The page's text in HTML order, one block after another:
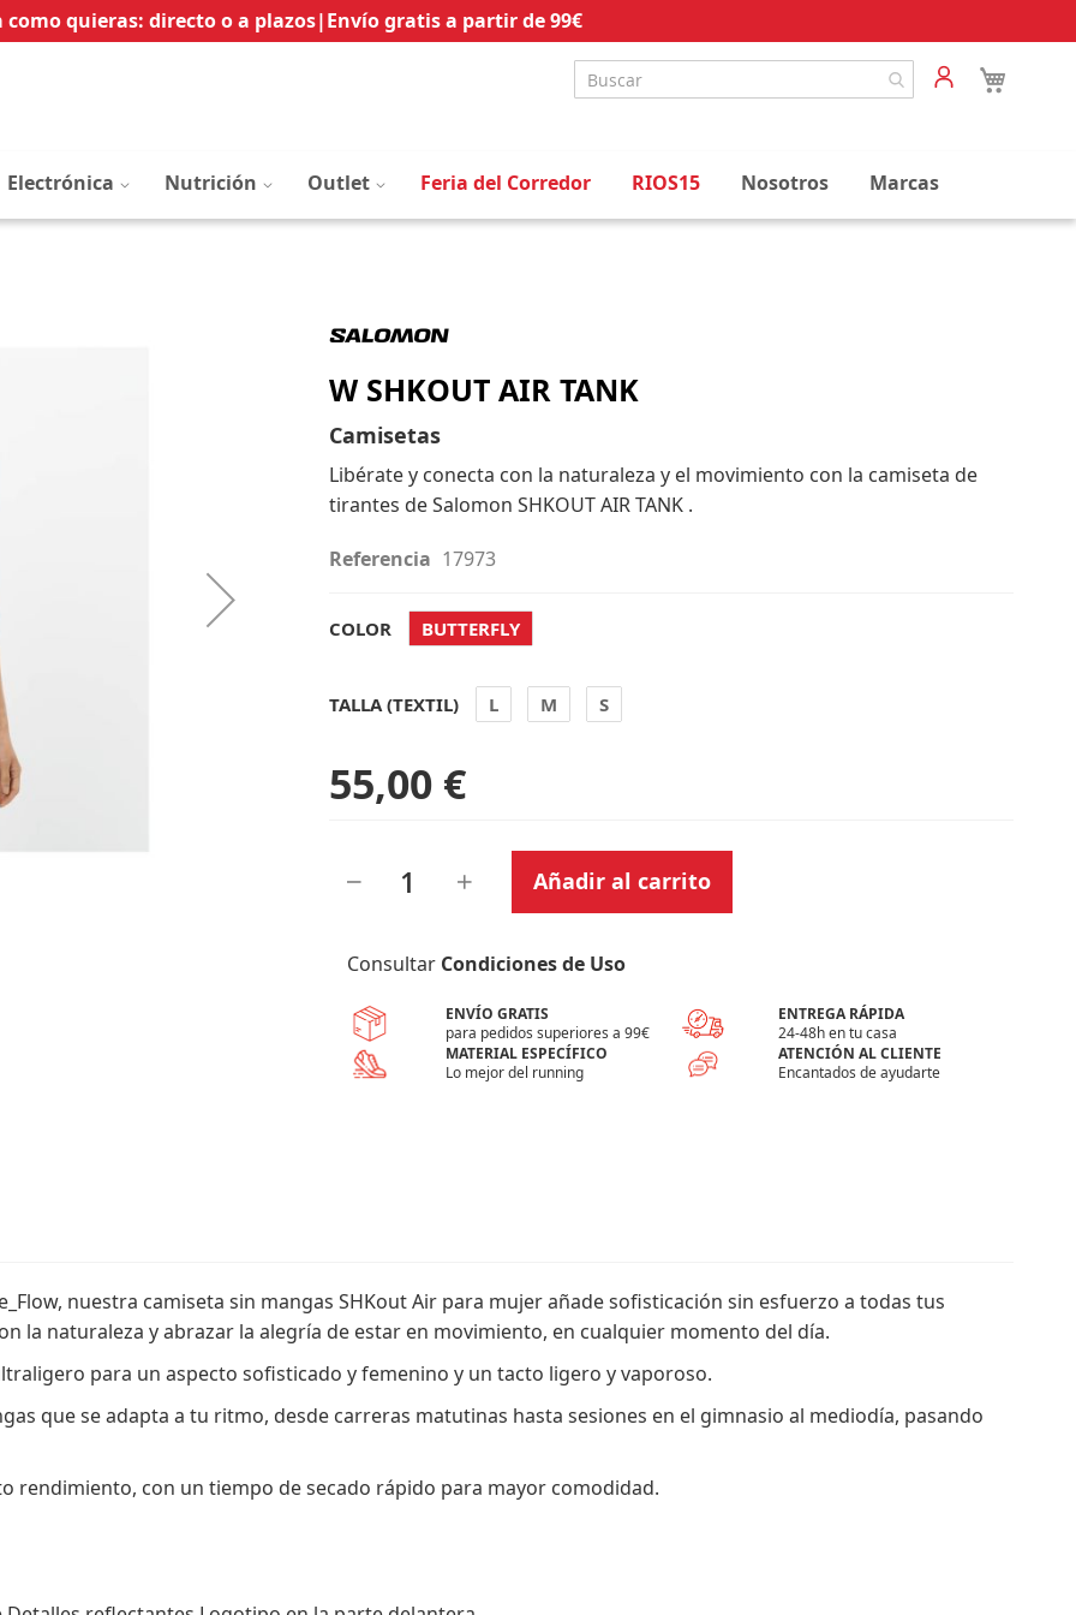
como quieras: directo o a plazos|Envío gratis a partir de 99€
Ir
al
Electrónica Nutrición Outlet Feria del Corredor RIOS15 Nosotros Marcas
W SHKOUT AIR TANK
Camisetas
Libérate y conecta con la naturaleza y el movimiento con la camiseta de
tirantes de Salomon SHKOUT AIR TANK .
Referencia 17973
COLOR BUTTERFLY
TALLA (TEXTIL) L M S
55,00 €
Añadir al carrito
Consultar Condiciones de Uso
ENVÍO GRATIS
para pedidos superiores a 99€
ENTREGA RÁPIDA
24-48h en tu casa
MATERIAL ESPECÍFICO
Lo mejor del running
ATENCIÓN AL CLIENTE
Encantados de ayudarte
nuestra camiseta sin mangas SHKout Air para mujer añade sofisticación sin esfuerzo a todas tus
la naturaleza y abrazar la alegría de estar en movimiento, en cualquier momento del día.
para un aspecto sofisticado y femenino y un tacto ligero y vaporoso.
que se adapta a tu ritmo, desde carreras matutinas hasta sesiones en el gimnasio al mediodía, pasando
rendimiento, con un tiempo de secado rápido para mayor comodidad.